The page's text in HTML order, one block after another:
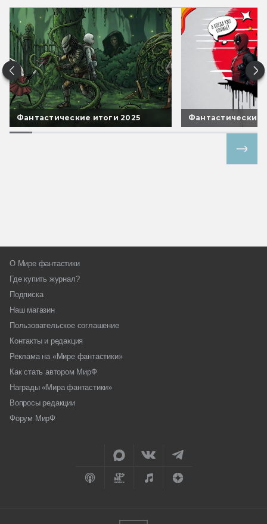
Фантастические итоги 2025 Фантастические
О Мире фантастики
Где купить журнал?
Подписка
Наш магазин
Пользовательское соглашение
Контакты и редакция
Реклама на «Мире фантастики»
Как стать автором МирФ
Награды «Мира фантастики»
Вопросы редакции
Форум МирФ